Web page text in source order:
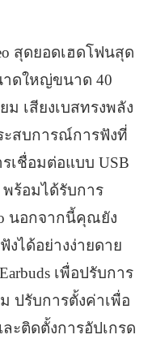
สุดยอดเฮดโฟนสุด
าดใหญ่ขนาด 40
เสียงเบสทรงพลัง
ะสบการณ์การฟังที่
เชื่อมต่อแบบ USB
ร้อมได้รับการ
นอกจากนี้คุณยัง
ได้อย่างง่ายดาย
เพื่อปรับการ
ปรับการตั้งค่าเพื่อ
ะติดตั้งการอัปเกรด